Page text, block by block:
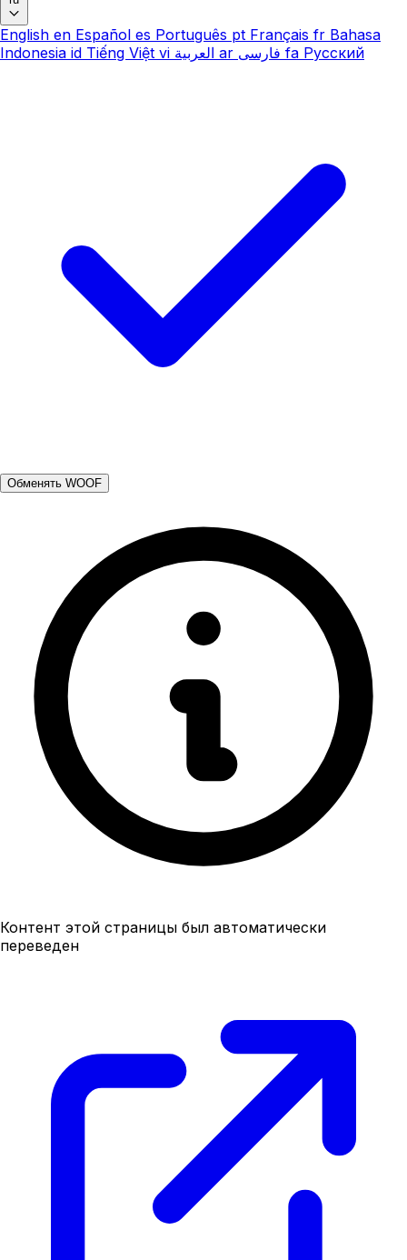
English en Español es Português pt Français fr Bahasa
Indonesia id Tiếng Việt vi العربية ar فارسی fa Русский
Обменять WOOF
Контент этой страницы был автоматически
переведен